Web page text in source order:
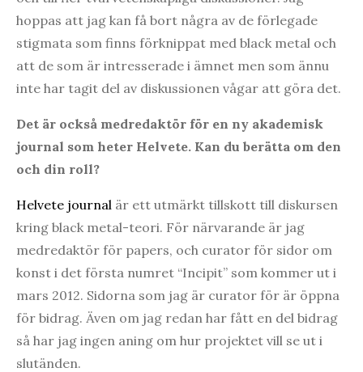
hoppas att jag kan få bort några av de förlegade
stigmata som finns förknippat med black metal och
att de som är intresserade i ämnet men som ännu
inte har tagit del av diskussionen vågar att göra det.
Det är också medredaktör för en ny akademisk
journal som heter Helvete. Kan du berätta om den
och din roll?
Helvete journal är ett utmärkt tillskott till diskursen
kring black metal-teori. För närvarande är jag
medredaktör för papers, och curator för sidor om
konst i det första numret “Incipit” som kommer ut i
mars 2012. Sidorna som jag är curator för är öppna
för bidrag. Även om jag redan har fått en del bidrag
så har jag ingen aning om hur projektet vill se ut i
slutänden.